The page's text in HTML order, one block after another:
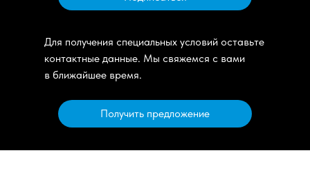
Для получения специальных условий оставьте
контактные данные. Мы свяжемся с вами
в ближайшее время.
Получить предложение